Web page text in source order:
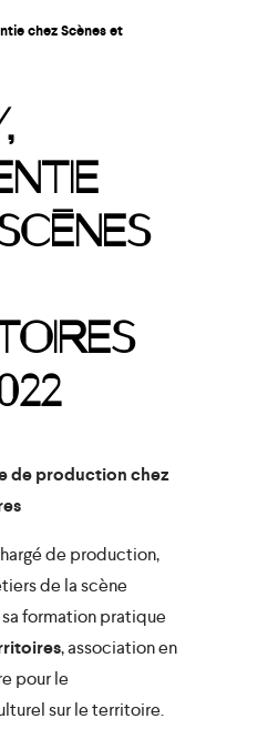
chez Scènes et
de production chez
de production,
de la scène
formation pratique
, association en
pour le
sur le territoire.